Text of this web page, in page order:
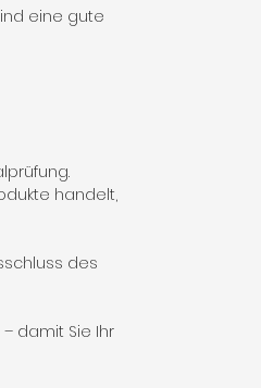
eine gute
handelt,
des
damit Sie Ihr